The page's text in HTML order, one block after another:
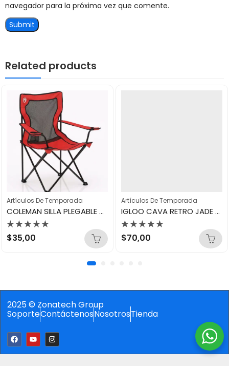
navegador para la próxima vez que comente.
Related products
Artículos De Temporada
COLEMAN SILLA PLEGABLE ROJA
Valorado
con
$35,00
Artículos De Temporada
IGLOO CAVA RETRO JADE 25QT CESTA PICNIC
Valorado
con
$70,00
2025 © Zonatech Group
SoporteContáctenosNosotrosTienda